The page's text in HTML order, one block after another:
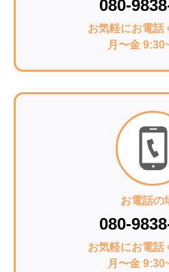
080-
お気軽にお電話
月〜金
お電話の
080-
お気軽にお電話
月〜金